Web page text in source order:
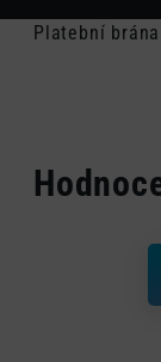
Platební